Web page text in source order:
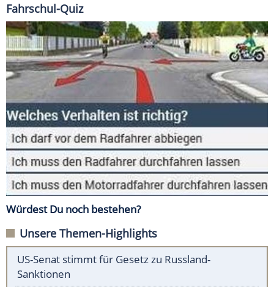
Fahrschul-Quiz
Würdest Du noch bestehen?
Unsere Themen-Highlights
US-Senat stimmt für Gesetz zu Russland-
Sanktionen